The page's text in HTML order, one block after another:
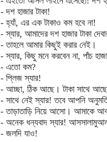
- দশ হাজার টাকা!
- হ্যাঁ, এর এক টাকাও কম হবে না!
- স্যার, আমাদের দশ হাজার টাকা
- তাহলে আমার কিছুই করার নেই।
- স্যার, কিছু মনে করবেন না, পাঁচ
- এতো কম?
- প্লিজ স্যার!
- আচ্ছা, ঠিক আছে। টাকা সাথে
- সাথে নেই স্যার! তবে আপনি
- তাড়াতাড়ি নিয়ে আসো। আমাকে
- অনেক ধন্যবাদ স্যার!
- জলদি যাও!